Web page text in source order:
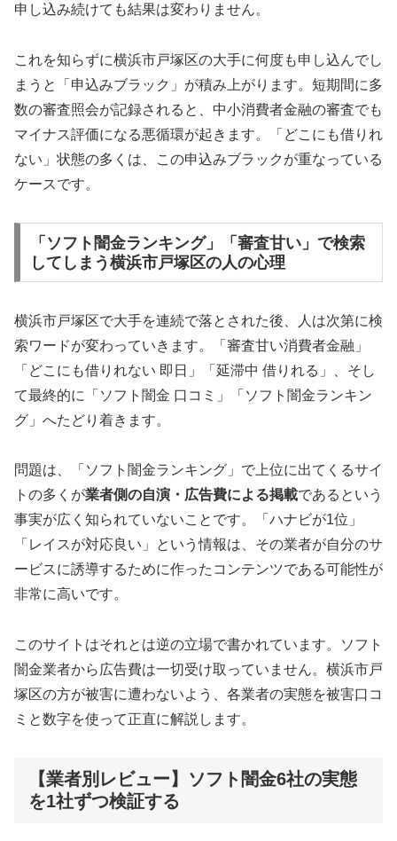
申し込み続けても結果は変わりません。
これを知らずに横浜市戸塚区の大手に何度も申し込んでし
まうと「申込みブラック」が積み上がります。短期間に多
数の審査照会が記録されると、中小消費者金融の審査でも
マイナス評価になる悪循環が起きます。「どこにも借りれ
ない」状態の多くは、この申込みブラックが重なっている
ケースです。
「ソフト闇金ランキング」「審査甘い」で検索
してしまう横浜市戸塚区の人の心理
横浜市戸塚区で大手を連続で落とされた後、人は次第に検
索ワードが変わっていきます。「審査甘い消費者金融」
「どこにも借りれない 即日」「延滞中 借りれる」、そし
て最終的に「ソフト闇金 口コミ」「ソフト闇金ランキン
グ」へたどり着きます。
問題は、「ソフト闇金ランキング」で上位に出てくるサイ
トの多くが業者側の自演・広告費による掲載であるという
事実が広く知られていないことです。「ハナビが1位」
「レイスが対応良い」という情報は、その業者が自分のサ
ービスに誘導するために作ったコンテンツである可能性が
非常に高いです。
このサイトはそれとは逆の立場で書かれています。ソフト
闇金業者から広告費は一切受け取っていません。横浜市戸
塚区の方が被害に遭わないよう、各業者の実態を被害口コ
ミと数字を使って正直に解説します。
【業者別レビュー】ソフト闇金6社の実態
を1社ずつ検証する